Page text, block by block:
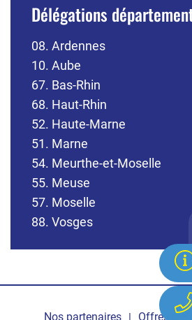
Délégations
08. Ardennes
10. Aube
67. Bas-Rhin
68. Haut-Rhin
52. Haute-Marne
51. Marne
54. Meurthe-et-Moselle
55. Meuse
57. Moselle
88. Vosges
Nos partenaires Offres